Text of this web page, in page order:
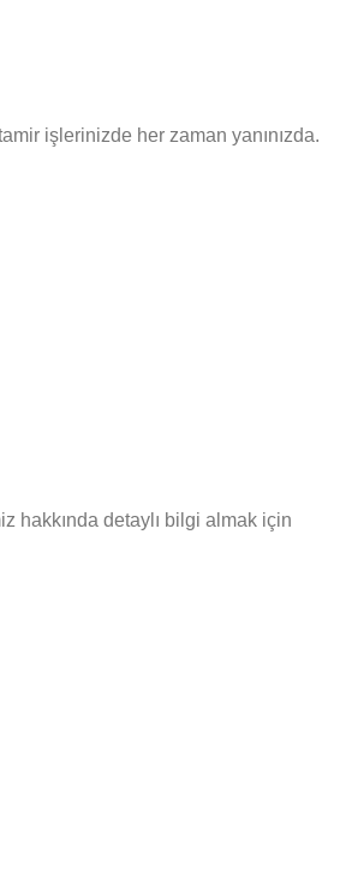
işlerinizde her zaman yanınızda.
hakkında detaylı bilgi almak için